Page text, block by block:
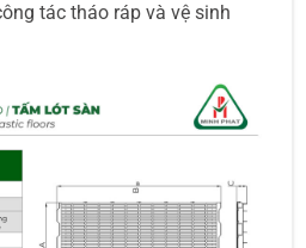
tác tháo ráp và vệ sinh